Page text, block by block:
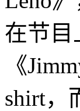
在节目
《
shirt，